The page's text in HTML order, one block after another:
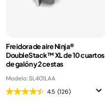
Freidora de aire Ninja®
DoubleStack™ XL de 10 cuartos
de galón y 2 cestas
Modelo: SL401LAA
4.5 (126)